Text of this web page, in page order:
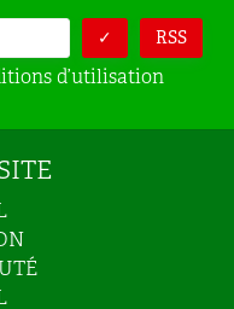
RSS
d’utilisation